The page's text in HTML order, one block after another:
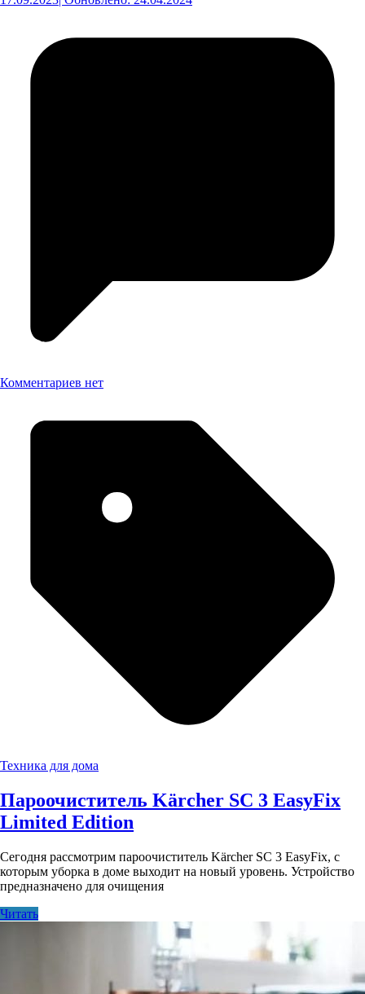
Комментариев нет
Техника для дома
Пароочиститель Kärcher SC 3 EasyFix
Limited Edition
Сегодня рассмотрим пароочиститель Kärcher SC 3 EasyFix, с
которым уборка в доме выходит на новый уровень. Устройство
предназначено для очищения
Читать